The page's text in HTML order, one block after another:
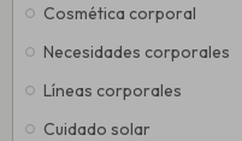
Cosmética corporal
Necesidades corporales
Líneas corporales
Cuidado solar